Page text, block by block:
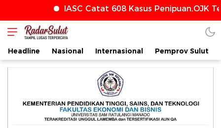
IASC Catat 608 Kasus Penipuan,OJK
radarsulut.com
Headline Nasional Internasional Pemprov Sulut